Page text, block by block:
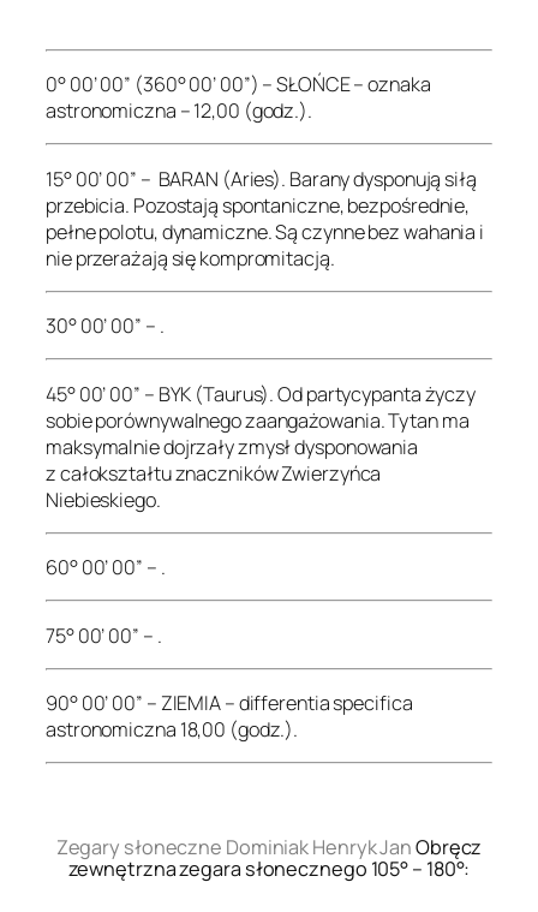
0° 00’ 00” (360° 00’ 00”) – SŁOŃCE – oznaka
astronomiczna – 12,00 (godz.).
15° 00’ 00” – BARAN (Aries). Barany dysponują siłą
przebicia. Pozostają spontaniczne, bezpośrednie,
pełne polotu, dynamiczne. Są czynne bez wahania i
nie przerażają się kompromitacją.
30° 00’ 00” – .
45° 00’ 00” – BYK (Taurus). Od partycypanta życzy
sobie porównywalnego zaangażowania. Tytan ma
maksymalnie dojrzały zmysł dysponowania
z całokształtu znaczników Zwierzyńca
Niebieskiego.
60° 00’ 00” – .
75° 00’ 00” – .
90° 00’ 00” – ZIEMIA – differentia specifica
astronomiczna 18,00 (godz.).
Zegary słoneczne Dominiak Henryk JanObręcz
zewnętrzna zegara słonecznego 105° – 180°: